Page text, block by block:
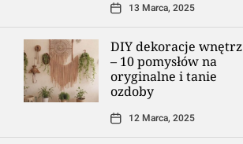
13 Marca, 2025
DIY dekoracje wnętrz
– 10 pomysłów na
oryginalne i tanie
ozdoby
12 Marca, 2025